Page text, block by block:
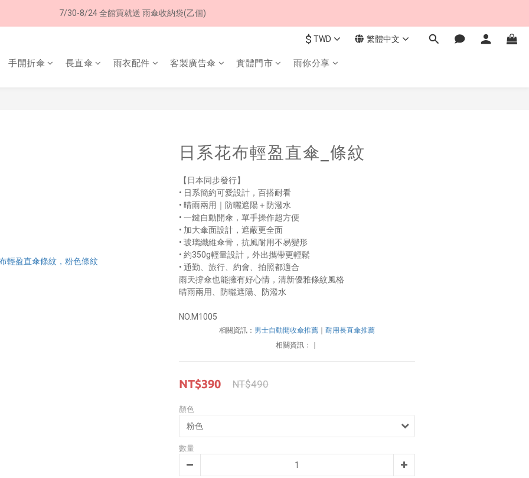
8/8 父親節限定 超商取貨免運費
8/8 父親節限定 超商取貨免運費
$ TWD 繁體中文
手開折傘 長直傘 雨衣配件 客製廣告傘 實體門市 雨你分享
日系花布輕盈直傘_條紋
【日本同步發行】
• 日系簡約可愛設計，百搭耐看
• 晴雨兩用｜防曬遮陽＋防潑水
• 一鍵自動開傘，單手操作超方便
• 加大傘面設計，遮蔽更全面
• 玻璃纖維傘骨，抗風耐用不易變形
• 約350g輕量設計，外出攜帶更輕鬆
• 通勤、旅行、約會、拍照都適合
雨天撐傘也能擁有好心情，清新優雅條紋風格
晴雨兩用、防曬遮陽、防潑水
NO.M1005
相關資訊： 男士自動開收傘推薦
耐用長直傘推薦
相關資訊：
NT$390 NT$490
顏色
數量